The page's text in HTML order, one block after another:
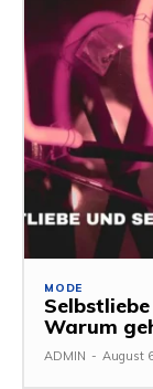
MODE
Warum
ADMIN - August